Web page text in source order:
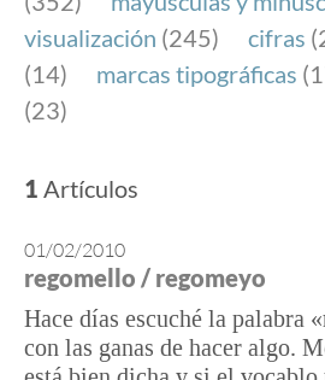
visualización (245) cifras
(14)
marcas tipográficas
(23)
1 Artículos
01/02/2010
regomello / regomeyo
Hace días escuché la palabra
con las ganas de hacer algo.